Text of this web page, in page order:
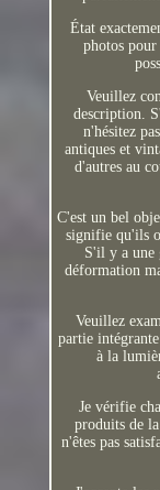
État
photos
Veuillez
description.
n'hésitez
antiques et
d'autres au
C'est un bel
signifie qu'ils
S'il y a une
déformation
Veuillez
partie
à la
Je vérifie
produits de
n'êtes pas